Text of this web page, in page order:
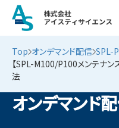
Top オンデマンド配信 SPL-
【SPL-M100/P100メンテナン
法
オンデマンド